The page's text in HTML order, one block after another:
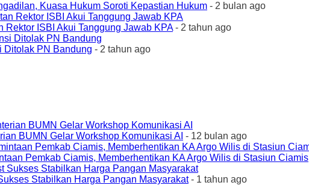
Kuasa Hukum Soroti Kepastian Hukum - 2 bulan ago
ISBI Akui Tanggung Jawab KPA- 2 tahun ago
Ditolak PN Bandung - 2 tahun ago
BUMN Gelar Workshop Komunikasi AI - 12 bulan ago
Pemkab Ciamis, Memberhentikan KA Argo Wilis di Stasiun Ciamis
Stabilkan Harga Pangan Masyarakat- 1 tahun ago